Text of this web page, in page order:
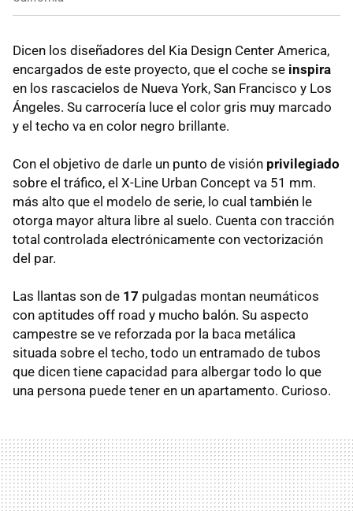
Dicen los diseñadores del Kia Design Center America,
encargados de este proyecto, que el coche se inspira
en los rascacielos de Nueva York, San Francisco y Los
Ángeles. Su carrocería luce el color gris muy marcado
y el techo va en color negro brillante.
Con el objetivo de darle un punto de visión privilegiado
sobre el tráfico, el X-Line Urban Concept va 51 mm.
más alto que el modelo de serie, lo cual también le
otorga mayor altura libre al suelo. Cuenta con tracción
total controlada electrónicamente con vectorización
del par.
Las llantas son de 17 pulgadas montan neumáticos
con aptitudes off road y mucho balón. Su aspecto
campestre se ve reforzada por la baca metálica
situada sobre el techo, todo un entramado de tubos
que dicen tiene capacidad para albergar todo lo que
una persona puede tener en un apartamento. Curioso.